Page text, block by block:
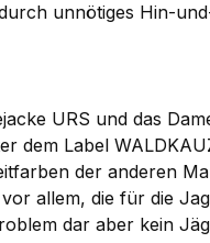
unnötiges Hin-
URS und das
dem Label
der anderen
allem, die für die
dar aber kein